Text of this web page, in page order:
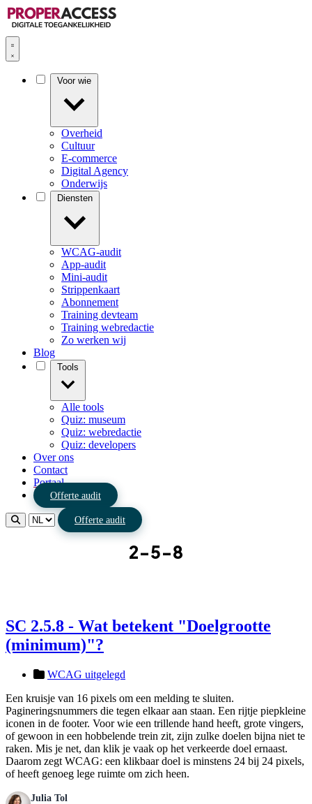
Overheid
Cultuur
E-commerce
Digital Agency
Onderwijs
WCAG-audit
App-audit
Mini-audit
Strippenkaart
Abonnement
Training devteam
Training webredactie
Zo werken wij
Blog
Alle tools
Quiz: museum
Quiz: webredactie
Quiz: developers
Over ons
Contact
Portaal
Offerte audit
Offerte audit
2-5-8
SC 2.5.8 - Wat betekent "Doelgrootte
(minimum)"?
WCAG uitgelegd
Een kruisje van 16 pixels om een melding te sluiten.
Pagineringsnummers die tegen elkaar aan staan. Een rijtje piepkleine
iconen in de footer. Voor wie een trillende hand heeft, grote vingers,
of gewoon in een hobbelende trein zit, zijn zulke doelen bijna niet te
raken. Mis je net, dan klik je vaak op het verkeerde doel ernaast.
Daarom zegt WCAG: een klikbaar doel is minstens 24 bij 24 pixels,
of heeft genoeg lege ruimte om zich heen.
Julia Tol